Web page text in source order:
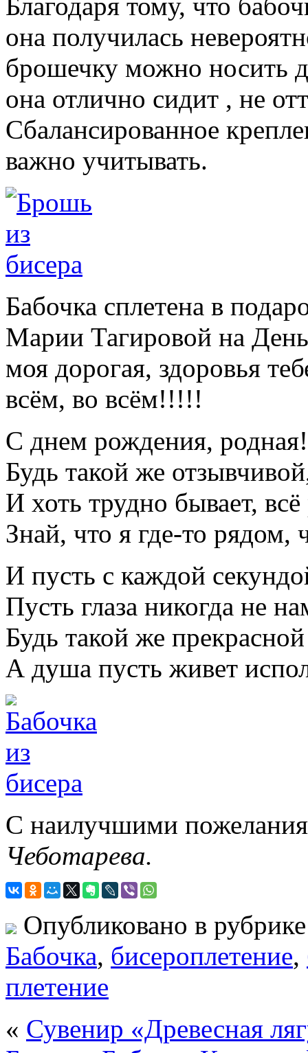
она получилась
брошечку можно носить
она отлично сидит , не
Сбалансированное
важно учитывать.
Бабочка сплетена в
Марии Тагировой на
моя дорогая, здоровья
всём, во всём!!!!!
С днем рождения,
Будь такой же
И хоть трудно бывает,
Знай, что я где-то рядом,
И пусть с каждой
Пусть глаза никогда не
Будь такой же
А душа пусть живет
С наилучшими
Чеботарева.
Опубликовано в
Бабочка, бисероплетение,
плетение
« Сувенир «Древесная